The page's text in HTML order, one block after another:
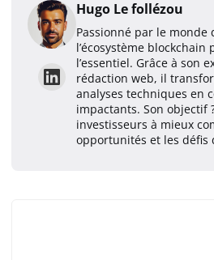
Hugo Le follézou
Passionné par le
l’écosystème
l’essentiel. Grâce à son
rédaction web, il
analyses techniques en
impactants. Son objectif
investisseurs à mieux
opportunités et les défis